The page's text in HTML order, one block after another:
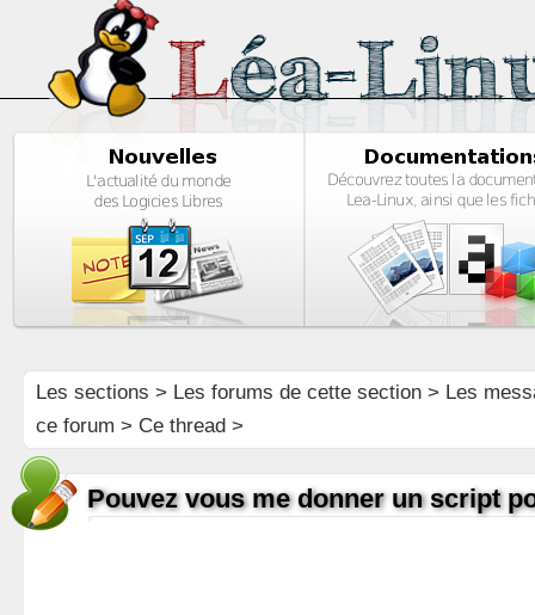
Les sections > Les forums de cette section> Les
ce forum > Ce thread >
Pouvez vous me donner un script